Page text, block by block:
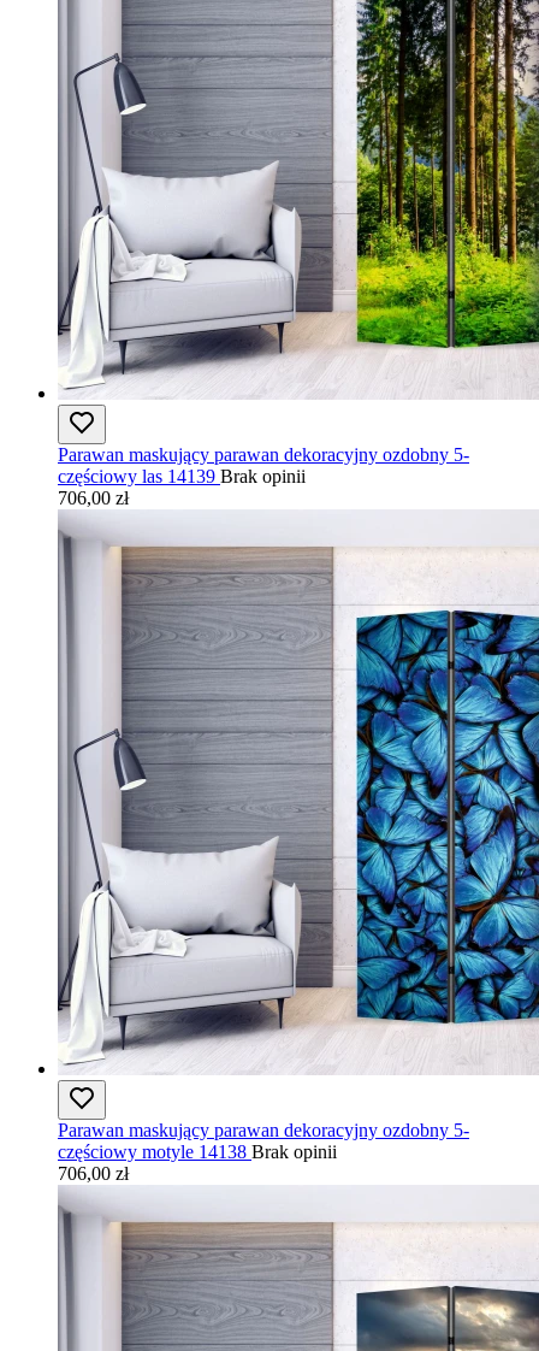
Parawan maskujący parawan dekoracyjny ozdobny 5-
częściowy las 14139 Brak opinii
706,00 zł
Parawan maskujący parawan dekoracyjny ozdobny 5-
częściowy motyle 14138 Brak opinii
706,00 zł